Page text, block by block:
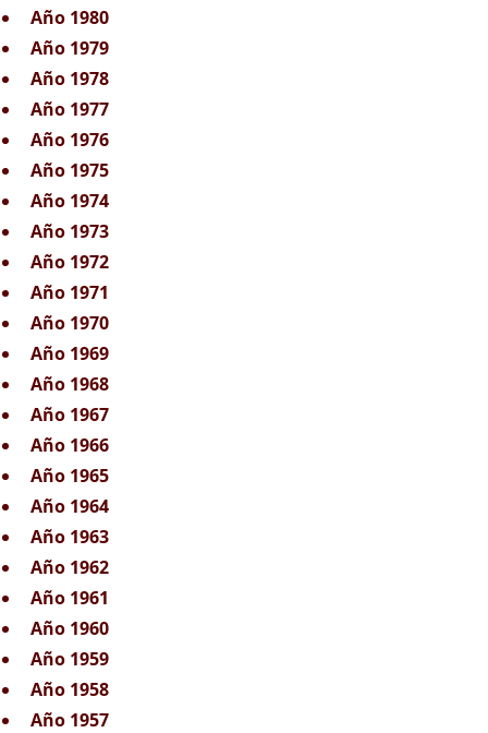
Año 1980
Año 1979
Año 1978
Año 1977
Año 1976
Año 1975
Año 1974
Año 1973
Año 1972
Año 1971
Año 1970
Año 1969
Año 1968
Año 1967
Año 1966
Año 1965
Año 1964
Año 1963
Año 1962
Año 1961
Año 1960
Año 1959
Año 1958
Año 1957